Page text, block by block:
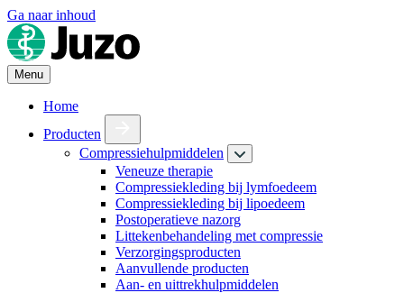
Ga naar inhoud
Menu
Home
Producten
Compressiehulpmiddelen
Veneuze therapie
Compressiekleding bij lymfoedeem
Compressiekleding bij lipoedeem
Postoperatieve nazorg
Littekenbehandeling met compressie
Verzorgingsproducten
Aanvullende producten
Aan- en uittrekhulpmiddelen